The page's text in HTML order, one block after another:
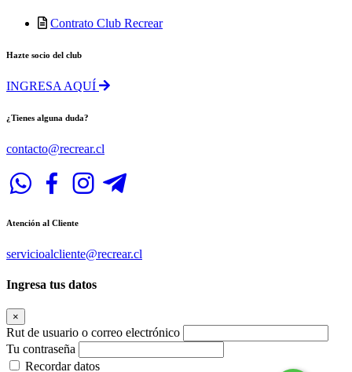
Contrato Club Recrear
Hazte socio del club
INGRESA AQUÍ
¿Tienes alguna duda?
contacto@recrear.cl
Atención al Cliente
servicioalcliente@recrear.cl
Ingresa tus datos
×
Rut de usuario o correo electrónico
Tu contraseña
Recordar datos